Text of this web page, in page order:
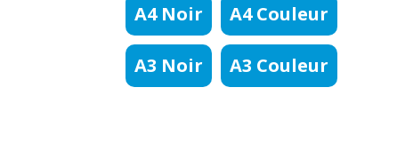
A4 Noir A4 Couleur
A3 Noir A3 Couleur